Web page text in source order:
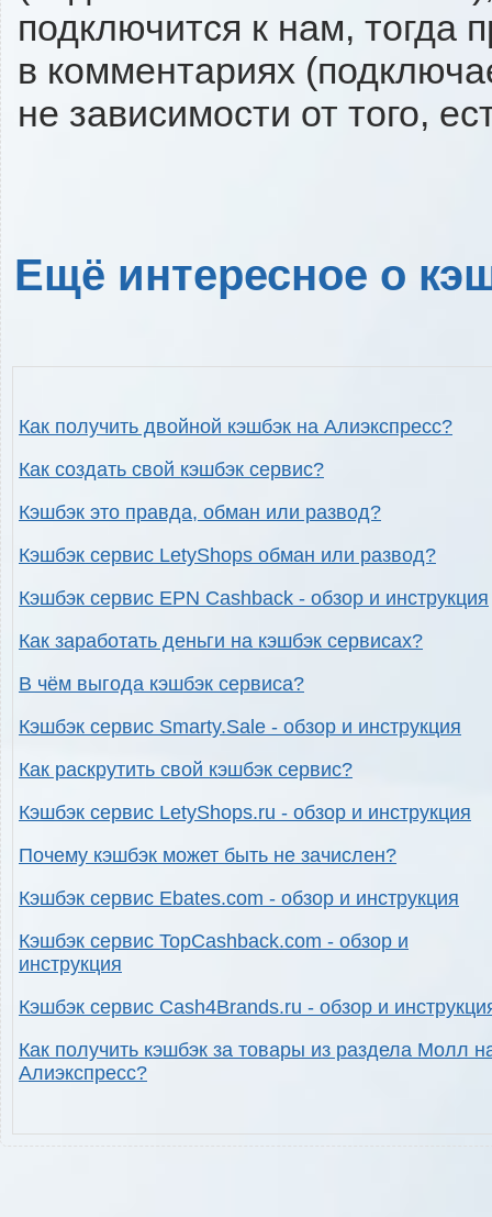
подключится к нам, тогда
в комментариях
не зависимости от того,
Ещё интересное о
Как получить двойной кэшбэк на Алиэкспресс?
Как создать свой кэшбэк сервис?
Кэшбэк это правда, обман или развод?
Кэшбэк сервис LetyShops обман или развод?
Кэшбэк сервис EPN Cashback - обзор и инструкция
Как заработать деньги на кэшбэк сервисах?
В чём выгода кэшбэк сервиса?
Кэшбэк сервис Smarty.Sale - обзор и инструкция
Как раскрутить свой кэшбэк сервис?
Кэшбэк сервис LetyShops.ru - обзор и инструкция
Почему кэшбэк может быть не зачислен?
Кэшбэк сервис Ebates.com - обзор и инструкция
Кэшбэк сервис TopCashback.com - обзор и
инструкция
Кэшбэк сервис Cash4Brands.ru - обзор и
Как получить кэшбэк за товары из раздела Молл
Алиэкспресс?